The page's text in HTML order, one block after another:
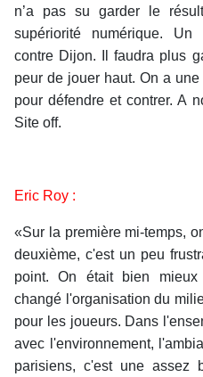
n’a pas su garder le
supériorité numérique.
contre Dijon. Il faudra plus
peur de jouer haut. On a
pour défendre et contrer. A
Site off.
Eric Roy :
«Sur la première mi-temps,
deuxième, c'est un peu
point. On était bien mieux
changé l'organisation du
pour les joueurs. Dans
avec l'environnement,
parisiens, c'est une assez